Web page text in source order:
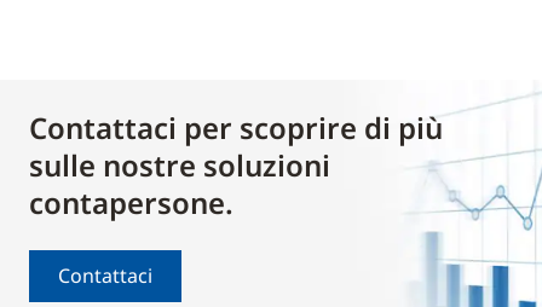
Contattaci per scoprire di più
sulle nostre soluzioni
contapersone.
Contattaci